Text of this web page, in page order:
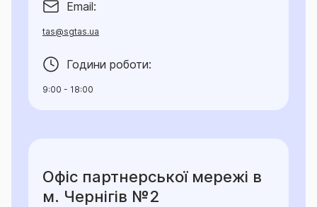
Email:
tas@sgtas.ua
Години роботи:
9:00 - 18:00
Офіс партнерської мережі в
м. Чернігів №2